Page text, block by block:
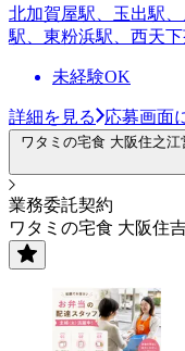
北加賀屋駅、玉出駅
駅、東粉浜駅、西天
未経験OK
詳細を見る 応募画面
ワタミの宅食 大阪住之
業務委託契約
ワタミの宅食 大阪住